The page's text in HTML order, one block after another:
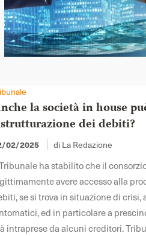
la società in house
dei debiti?
02/2025 di La Redazione
ha stabilito che il
avere accesso alla
se si trova in situazione di
ed in particolare a
intraprese da alcuni creditori.